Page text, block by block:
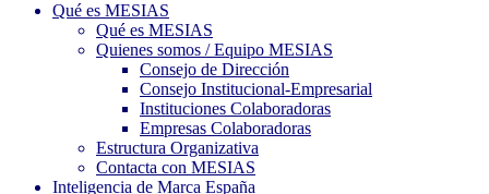
Qué es MESIAS
Qué es MESIAS
Quienes somos / Equipo MESIAS
Consejo de Dirección
Consejo Institucional-Empresarial
Instituciones Colaboradoras
Empresas Colaboradoras
Estructura Organizativa
Contacta con MESIAS
Inteligencia de Marca España